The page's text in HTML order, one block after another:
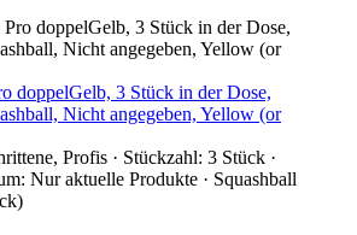
doppelGelb, 3 Stück in der Dose,
Nicht angegeben, Yellow (or
Profis · Stückzahl: 3 Stück ·
Nur aktuelle Produkte · Squashball